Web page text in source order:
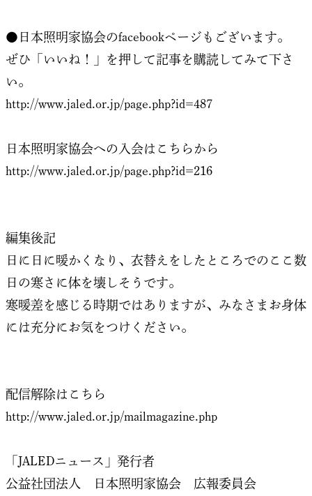
●日本照明家協会のfacebookページもございます。
ぜひ「いいね！」を押して記事を購読してみて下さ
い。
http://www.jaled.or.jp/page.php?id=487
日本照明家協会への入会はこちらから
http://www.jaled.or.jp/page.php?id=216
編集後記
日に日に暖かくなり、衣替えをしたところでのここ数
日の寒さに体を壊しそうです。
寒暖差を感じる時期ではありますが、みなさまお身体
には充分にお気をつけください。
配信解除はこちら
http://www.jaled.or.jp/mailmagazine.php
「JALEDニュース」発行者
公益社団法人 日本照明家協会 広報委員会